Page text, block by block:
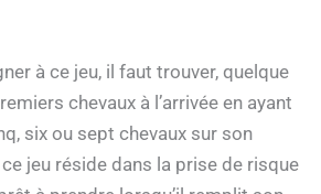
à ce jeu, il faut trouver, quelque
chevaux à l’arrivée en ayant
six ou sept chevaux sur son
jeu réside dans la prise de risque